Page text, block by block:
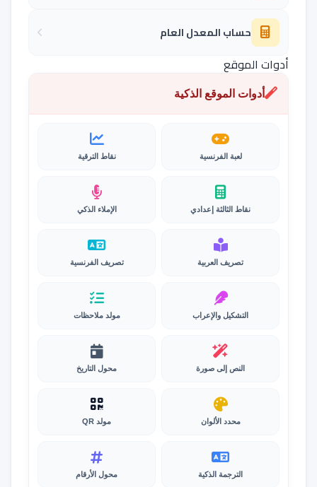
حساب المعدل العام
أدوات الموقع
أدوات الموقع الذكية
لعبة الفرنسية نقاط الترقية
نقاط الثالثة إعدادي الإملاء الذكي
تصريف العربية تصريف الفرنسية
التشكيل والإعراب مولد ملاحظات
النص إلى صورة محول التاريخ
محدد الألوان مولد QR
الترجمة الذكية محول الأرقام